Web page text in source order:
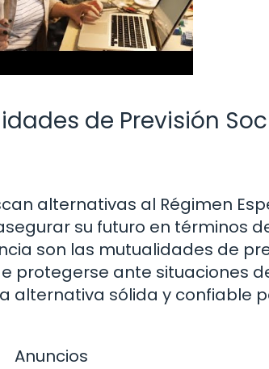
de Previsión
alternativas al Régimen
su futuro en términos
son las mutualidades de
protegerse ante situaciones
alternativa sólida y confiable
Anuncios